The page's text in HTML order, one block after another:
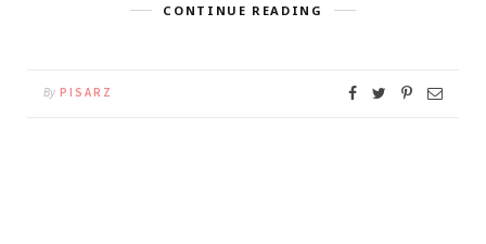
CONTINUE READING
By PISARZ